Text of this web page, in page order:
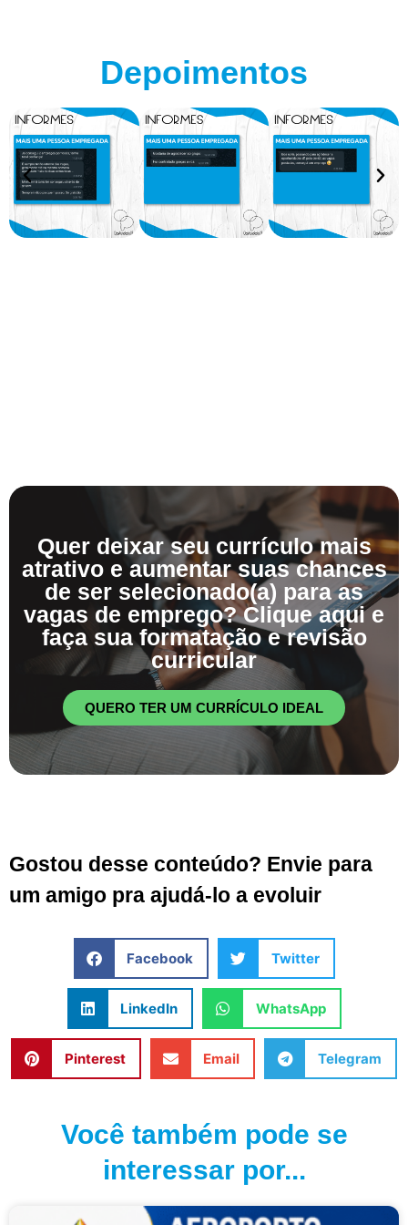
Depoimentos
Quer deixar seu currículo mais
atrativo e aumentar suas chances
de ser selecionado(a) para as
vagas de emprego? Clique aqui e
faça sua formatação e revisão
curricular
QUERO TER UM CURRÍCULO IDEAL
Gostou desse conteúdo? Envie para
um amigo pra ajudá-lo a evoluir
Facebook Twitter
LinkedIn WhatsApp
Pinterest Email Telegram
Você também pode se
interessar por...